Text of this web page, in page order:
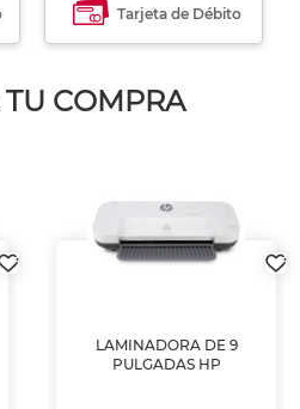
Tarjeta de Débito
COMPRA
LAMINADORA DE 9
PULGADAS HP